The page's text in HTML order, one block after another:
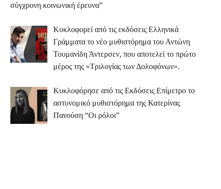
σύγχρονη κοινωνική έρευνα”
Κυκλοφορεί από τις εκδόσεις Ελληνικά
Γράμματα το νέο μυθιστόρημα του Αντώνη
Τουμανίδη Άντερσεν, που αποτελεί το πρώτο
μέρος της «Τριλογίας των Δολοφόνων».
Κυκλοφόρησε από τις Εκδόσεις Επίμετρο το
αστυνομικό μυθιστόρημα της Κατερίνας
Πανούση “Οι ρόλοι”